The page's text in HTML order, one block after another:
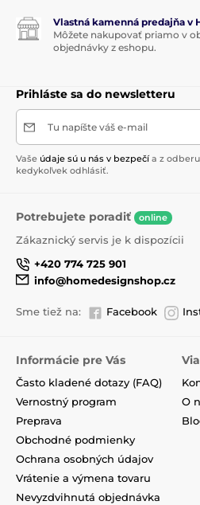
Vlastná kamenná predajňa v
Môžete nakupovať priamo v
objednávky z eshopu.
Prihláste sa do newsletteru
Tu napíšte váš e-mail
Vaše údaje sú u nás v bezpečí a z
kedykoľvek odhlásiť.
Potrebujete poradiť online
Zákaznický servis je k dispozícii
+420 774 725 901
info@homedesignshop.cz
Sme tiež na: Facebook
Informácie pre Vás
Často kladené dotazy (FAQ)
Vernostný program
Preprava
Obchodné podmienky
Ochrana osobných údajov
Vrátenie a výmena tovaru
Nevyzdvihnutá objednávka
O